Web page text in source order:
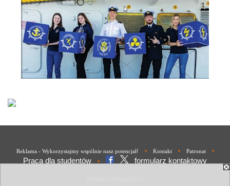
Reklama - Wykorzystajmy wspólnie nasz potencjał! • Kontakt • Patronat •
Praca dla studentów • formularz kontaktowy